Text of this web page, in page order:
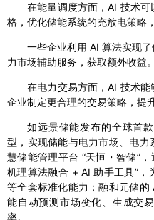
在能量调度方面，AI 技术
格，优化储能系统的充放电策略
一些企业利用 AI 算法实现
力市场辅助服务，获取额外收益。
在电力交易方面，AI 技术
企业制定更合理的交易策略，提
如远景储能发布的全球首
型，实现储能与电力市场、电
慧储能管理平台 “天恒・智储”
机理算法融合 + AI 助手工具”
等全套标准化能力；融和元储的
能自动预测市场变化、生成交
率。